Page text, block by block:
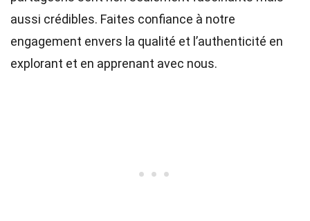
aussi crédibles. Faites confiance à notre
engagement envers la qualité et l’authenticité en
explorant et en apprenant avec nous.